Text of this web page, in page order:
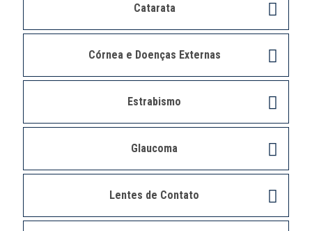
Catarata
Córnea e Doenças Externas
Estrabismo
Glaucoma
Lentes de Contato